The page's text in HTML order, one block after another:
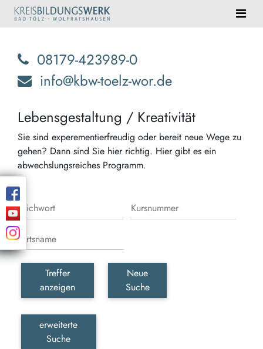
08179-423989-0
info@kbw-toelz-wor.de
Lebensgestaltung / Kreativität
Sie sind experementierfreudig oder bereit neue Wege zu
gehen? Dann sind Sie hier richtig. Hier gibt es ein
abwechslungsreiches Programm.
Treffer
anzeigen
Neue
Suche
erweiterte
Suche